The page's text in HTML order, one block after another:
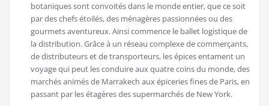
botaniques sont convoités dans le monde entier, que ce soit
par des chefs étoilés, des ménagères passionnées ou des
gourmets aventureux. Ainsi commence le ballet logistique de
la distribution. Grâce à un réseau complexe de commerçants,
de distributeurs et de transporteurs, les épices entament un
voyage qui peut les conduire aux quatre coins du monde, des
marchés animés de Marrakech aux épiceries fines de Paris, en
passant par les étagères des supermarchés de New York.